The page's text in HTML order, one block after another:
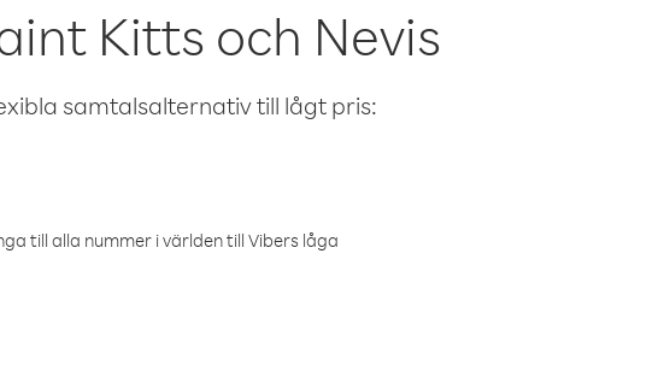
Kitts och Nevis
samtalsalternativ till lågt pris:
till alla nummer i världen till Vibers låga